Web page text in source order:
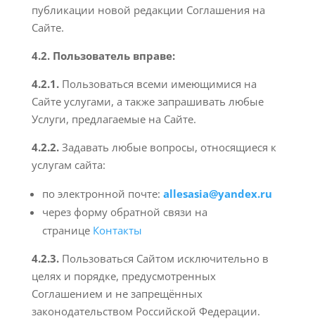
публикации новой редакции Соглашения на
Сайте.
4.2. Пользователь вправе:
4.2.1. Пользоваться всеми имеющимися на
Сайте услугами, а также запрашивать любые
Услуги, предлагаемые на Сайте.
4.2.2. Задавать любые вопросы, относящиеся к
услугам сайта:
по электронной почте: allesasia@yandex.ru
через форму обратной связи на
странице Контакты
4.2.3. Пользоваться Сайтом исключительно в
целях и порядке, предусмотренных
Соглашением и не запрещённых
законодательством Российской Федерации.